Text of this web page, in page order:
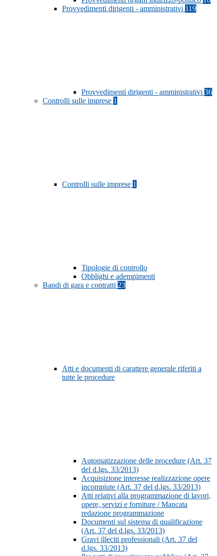
Provvedimenti dirigenti - amministrativi 119
Provvedimenti dirigenti - amministrativi 36
Controlli sulle imprese 1
Controlli sulle imprese 1
Tipologie di controllo
Obblighi e adempimenti
Bandi di gara e contratti 23
Atti e documenti di carattere generale riferiti a
tutte le procedure
Automatizzazione delle procedure (Art. 37
del d.lgs. 33/2013)
Acquisizione interesse realizzazione opere
incompiute (Art. 37 del d.lgs. 33/2013)
Atti relativi alla programmazione di lavori,
opere, servizi e forniture / Mancata
redazione programmazione
Documenti sul sistema di qualificazione
(Art. 37 del d.lgs. 33/2013)
Gravi illeciti professionali (Art. 37 del
d.lgs. 33/2013)